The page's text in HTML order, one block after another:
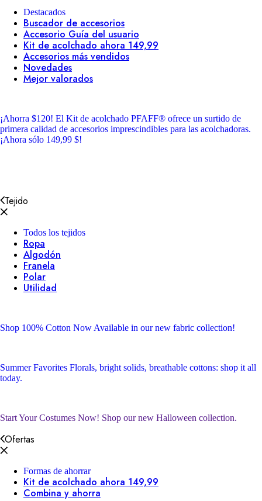
Destacados
Buscador de accesorios
Accesorio Guía del usuario
Kit de acolchado ahora 149,99
Accesorios más vendidos
Novedades
Mejor valorados
¡Ahorra $120! El Kit de acolchado PFAFF® ofrece un surtido de
primera calidad de accesorios imprescindibles para las acolchadoras.
¡Ahora sólo 149,99 $!
Tejido
Todos los tejidos
Ropa
Algodón
Franela
Polar
Utilidad
Shop 100% Cotton Now Available in our new fabric collection!
Summer Favorites Florals, bright solids, breathable cottons: shop it all
today.
Start Your Costumes Now! Shop our new Halloween collection.
Ofertas
Formas de ahorrar
Kit de acolchado ahora 149,99
Combina y ahorra